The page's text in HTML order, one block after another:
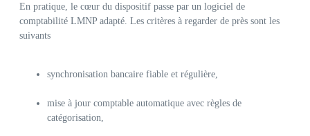
En pratique, le cœur du dispositif passe par un logiciel de
comptabilité LMNP adapté. Les critères à regarder de près sont les
suivants
synchronisation bancaire fiable et régulière,
mise à jour comptable automatique avec règles de
catégorisation,